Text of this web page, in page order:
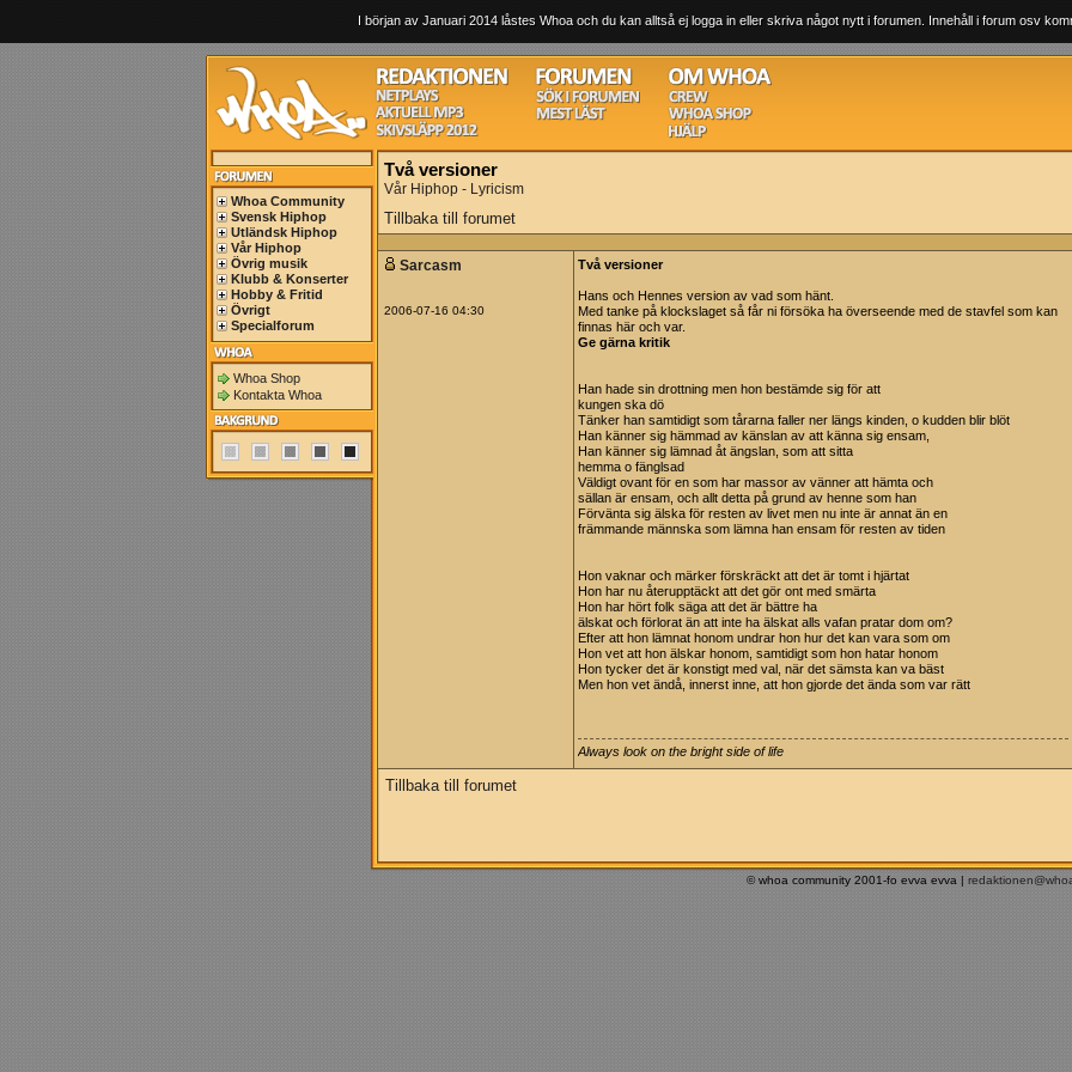
I början av Januari 2014 låstes Whoa och du kan alltså ej logga in eller skriva något nytt i forumen. Innehåll i forum osv
Whoa Community
Svensk Hiphop
Utländsk Hiphop
Vår Hiphop
Övrig musik
Klubb & Konserter
Hobby & Fritid
Övrigt
Specialforum
Whoa Shop
Kontakta Whoa
Två versioner
Vår Hiphop - Lyricism
Tillbaka till forumet
Sarcasm
2006-07-16 04:30
Två versioner
Hans och Hennes version av vad som hänt.
Med tanke på klockslaget så får ni försöka ha överseende med de stavfel som kan
finnas här och var.
Ge gärna kritik
Han hade sin drottning men hon bestämde sig för att
kungen ska dö
Tänker han samtidigt som tårarna faller ner längs kinden, o kudden blir blöt
Han känner sig hämmad av känslan av att känna sig ensam,
Han känner sig lämnad åt ängslan, som att sitta
hemma o fänglsad
Väldigt ovant för en som har massor av vänner att hämta och
sällan är ensam, och allt detta på grund av henne som han
Förvänta sig älska för resten av livet men nu inte är annat än en
främmande männska som lämna han ensam för resten av tiden
Hon vaknar och märker förskräckt att det är tomt i hjärtat
Hon har nu återupptäckt att det gör ont med smärta
Hon har hört folk säga att det är bättre ha
älskat och förlorat än att inte ha älskat alls vafan pratar dom om?
Efter att hon lämnat honom undrar hon hur det kan vara som om
Hon vet att hon älskar honom, samtidigt som hon hatar honom
Hon tycker det är konstigt med val, när det sämsta kan va bäst
Men hon vet ändå, innerst inne, att hon gjorde det ända som var rätt
Always look on the bright side of life
Tillbaka till forumet
© whoa community 2001-fo evva evva |